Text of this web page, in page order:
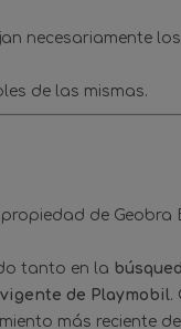
necesariamente
de las mismas.
de Geobra
tanto en la
de Playmobil.
más reciente